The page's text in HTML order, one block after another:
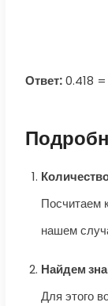
Ответ: 0.418 =
Посчитаем
нашем
Найдем
Для этого